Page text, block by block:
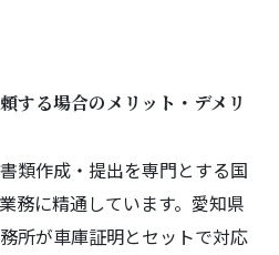
する場合のメリット・デメリ
類作成・提出を専門とする国
務に精通しています。愛知県
所が車庫証明とセットで対応